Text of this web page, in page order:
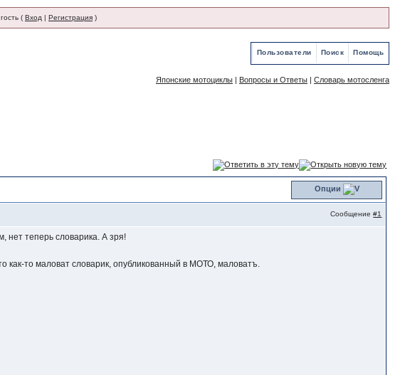
( Вход | Регистрация )
Помощь
Поиск
Пользователи
Японские мотоциклы | Вопросы и Ответы | Словарь мотосленга
Опции
Сообщение#1
нет теперь словарика. А зря!
как-то маловат словарик, опубликованный в МОТО, маловатъ.